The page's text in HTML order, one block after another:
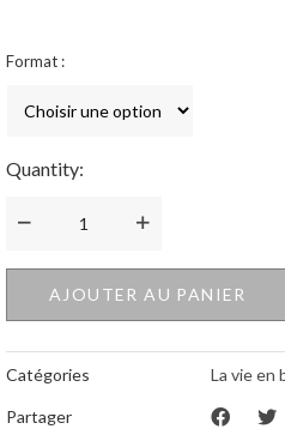
Format :
Quantity:
Quantité
AJOUTER AU PANIER
Catégories La vie en
Partager